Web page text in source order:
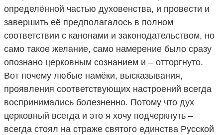
определённой частью духовенства, и провести и
завершить её предполагалось в полном
соответствии с канонами и законодательством, но
само такое желание, само намерение было сразу
опознано церковным сознанием и – отторгнуто.
Вот почему любые намёки, высказывания,
проявления соответствующих настроений всегда
воспринимались болезненно. Потому что дух
церковный всегда и это я хочу подчеркнуть –
всегда стоял на страже святого единства Русской